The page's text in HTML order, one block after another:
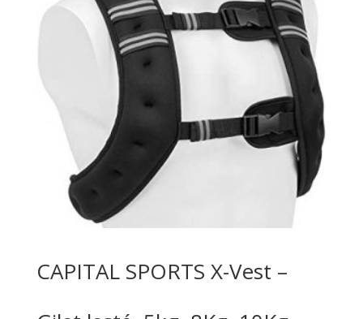
CAPITAL SPORTS X-Vest –